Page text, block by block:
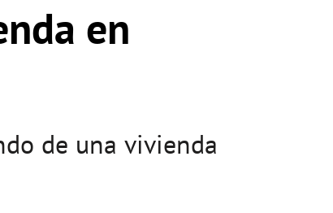
en
de una vivienda